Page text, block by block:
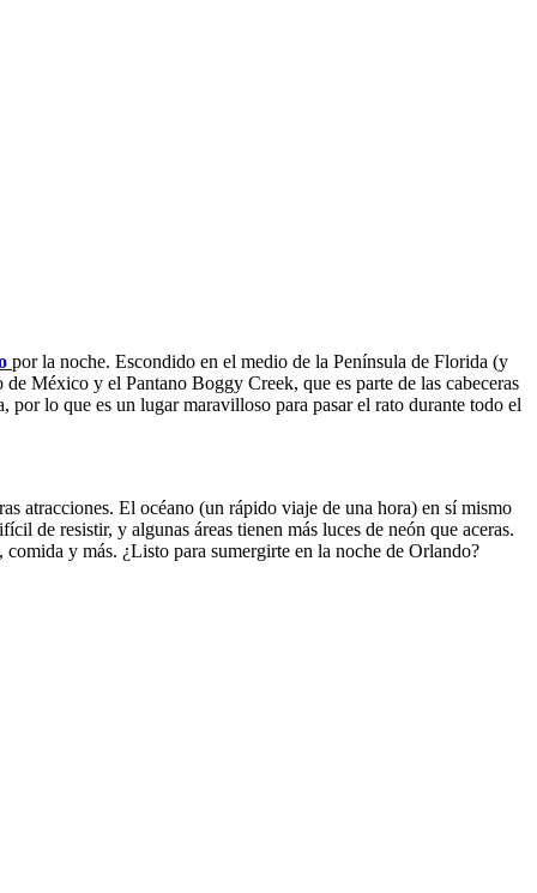
por la noche. Escondido en el medio de la Península de Florida (y
México y el Pantano Boggy Creek, que es parte de las cabeceras
por lo que es un lugar maravilloso para pasar el rato durante todo el
atracciones. El océano (un rápido viaje de una hora) en sí mismo
de resistir, y algunas áreas tienen más luces de neón que aceras.
y más. ¿Listo para sumergirte en la noche de Orlando?